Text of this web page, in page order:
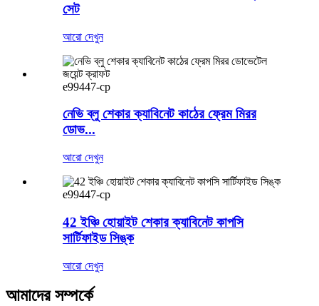
সেট
আরো দেখুন
e99447-cp
নেভি ব্লু শেকার ক্যাবিনেট কাঠের ফ্রেম মিরর
ডোভ...
আরো দেখুন
e99447-cp
42 ইঞ্চি হোয়াইট শেকার ক্যাবিনেট কাপসি
সার্টিফাইড সিঙ্ক
আরো দেখুন
আমাদের সম্পর্কে